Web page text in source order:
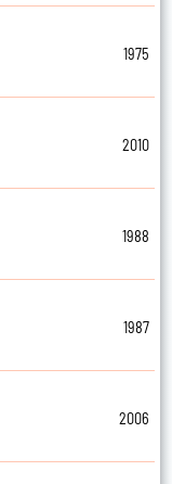
1975
2010
1988
1987
2006